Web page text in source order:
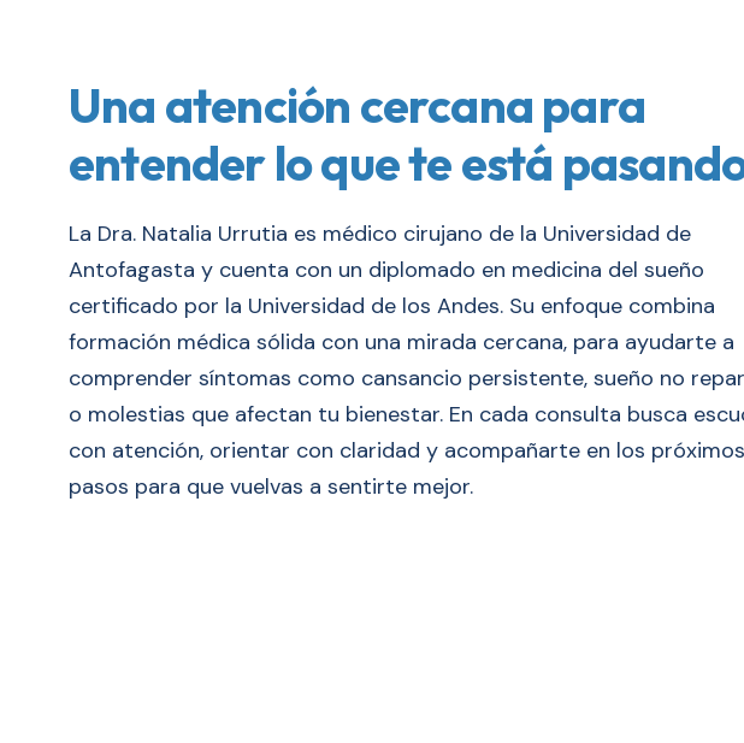
Una atención cercana para
entender lo que te está
La Dra. Natalia Urrutia es médico cirujano de la Universidad de
Antofagasta y cuenta con un diplomado en medicina del sueño
certificado por la Universidad de los Andes. Su enfoque combina
formación médica sólida con una mirada cercana, para ayudarte a
comprender síntomas como cansancio persistente, sueño no
o molestias que afectan tu bienestar. En cada consulta busca
con atención, orientar con claridad y acompañarte en los próximos
pasos para que vuelvas a sentirte mejor.